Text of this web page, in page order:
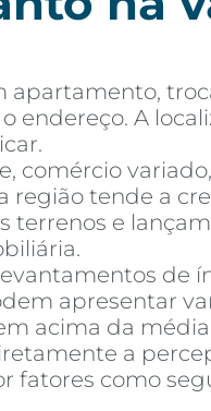
endereço. A
tende a
terrenos e
de
apresentar
acima da
a
fatores como